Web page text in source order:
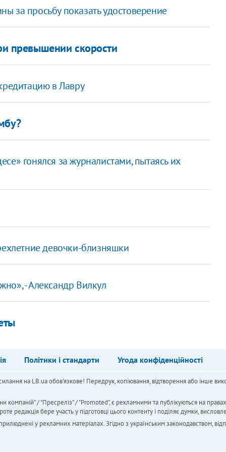
за просьбу показать удостоверение
превышении скорости
в Лавру
гонялся за журналистами, пытаясь их
девочки-близняшки
- Александр Вилкул
Політики і стандарти Угода конфіденційності
на LB.ua обов'язкове! Передрук, копіювання, відтворення або інше
компаній" / "Пресреліз" / "Promoted", є рекламними та публікуються на
бере участь у підготовці цього контенту і поділяє думки,
у рекламних матеріалах. Згідно з українським законодавством,